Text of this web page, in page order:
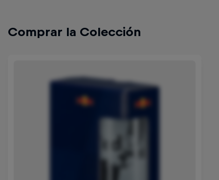
Comprar la Colección